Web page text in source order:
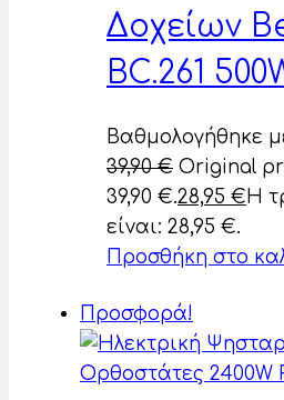
Δοχείων
BC.261
Βαθμολογήθηκε
39,90€ Original
39,90 €.28,95 €Η
είναι: 28,95 €.
Προσθήκη στο
Προσφορά!